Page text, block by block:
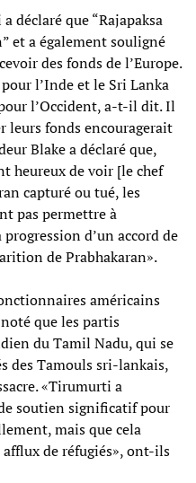
déclaré que “Rajapaksa
et a également souligné
des fonds de l’Europe.
l’Inde et le Sri Lanka
l’Occident, a-t-il dit. Il
leurs fonds encouragerait
Blake a déclaré que,
heureux de voir [le chef
capturé ou tué, les
pas permettre à
d’un accord de
de Prabhakaran».
américains
que les partis
du Tamil Nadu, qui se
des Tamouls sri-lankais,
«Tirumurti a
soutien significatif pour
mais que cela
de réfugiés», ont-ils